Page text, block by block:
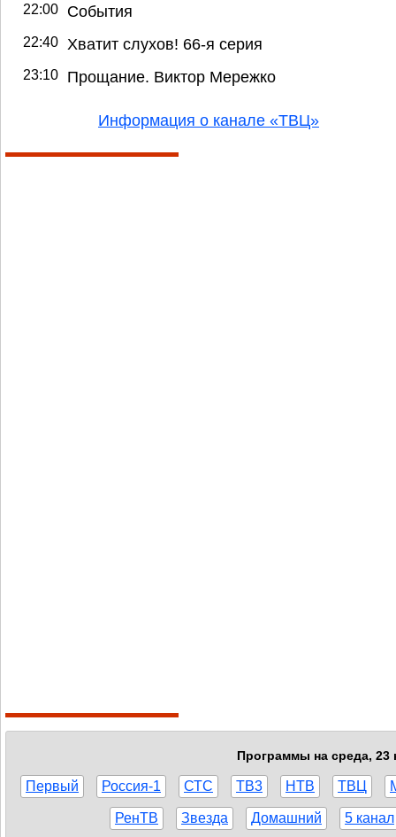
22:00 События
22:40 Хватит слухов! 66-я серия
23:10 Прощание. Виктор Мережко
Информация о канале «ТВЦ»
Программы на среда, 23
Первый Россия-1 СТС ТВ3 НТВ ТВЦ
РенТВ Звезда Домашний 5 канал